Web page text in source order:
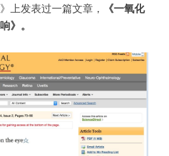
上发表过一篇文章，
《一氧化
》。